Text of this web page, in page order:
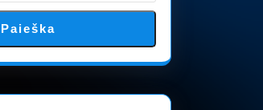
Paieška